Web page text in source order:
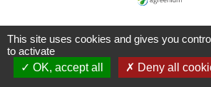
This site uses cookies and gives you
to activate
OK, accept all
Deny all